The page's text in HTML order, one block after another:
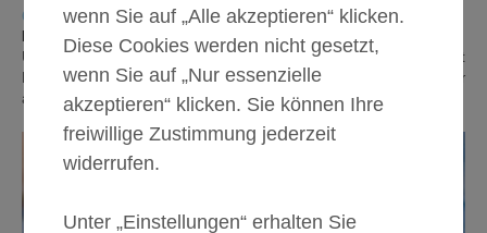
G W H - INSTALLATIONEN EVA PETER
Ihr zuverlässiger Installateur in 1020 Wien
Unser bereits seit über 30 Jahren bestehender Familienbetrieb mit
Hauptzweig Gas-, Wasser-, Sanitär & Installateur zeichnet sich vor
allem durch kompetente Hilfsbereitschaft auch in Kleingebrechen aus.
wenn Sie auf „Alle akzeptieren“ klicken.
Diese Cookies werden nicht gesetzt,
wenn Sie auf „Nur essenzielle
akzeptieren“ klicken. Sie können Ihre
freiwillige Zustimmung jederzeit
widerrufen.
Unter „Einstellungen“ erhalten Sie